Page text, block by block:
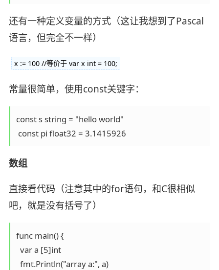
还有一种定义变量的方式（这让我想到了Pascal
语言，但完全不一样）
x := 100 //等价于 var x int = 100;
常量很简单，使用const关键字：
const s string = "hello world"
const pi float32 = 3.1415926
数组
直接看代码（注意其中的for语句，和C很相似
吧，就是没有括号了）
func main() {
  var a [5]int
  fmt.Println("array a:", a)